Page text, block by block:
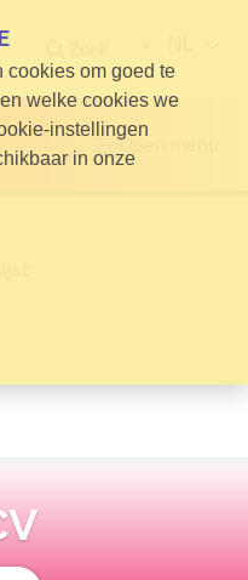
Open menu
cookies om goed te
welke cookies we
instellingen
in onze